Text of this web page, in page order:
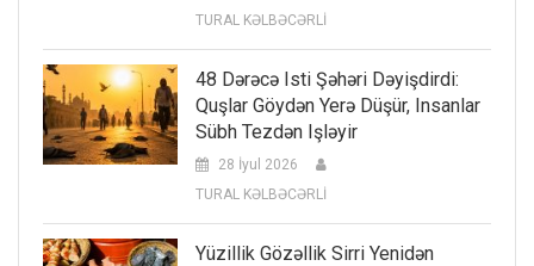
TURAL KƏLBƏCƏRLİ
48 Dərəcə Isti Şəhəri Dəyişdirdi:
Quşlar Göydən Yerə Düşür, Insanlar
Sübh Tezdən Işləyir
28 İyul 2026
TURAL KƏLBƏCƏRLİ
Yüzillik Gözəllik Sirri Yenidən